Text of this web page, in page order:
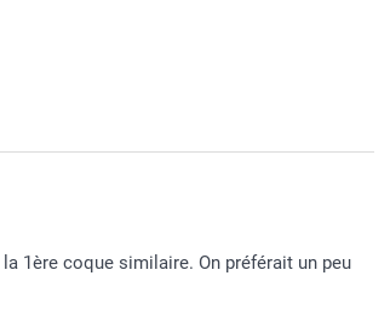
1ère coque similaire. On préférait un peu